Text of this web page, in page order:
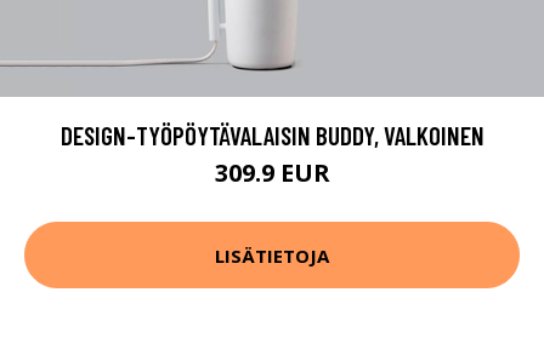
DESIGN-TYÖPÖYTÄVALAISIN BUDDY, VALKOINEN
309.9 EUR
LISÄTIETOJA